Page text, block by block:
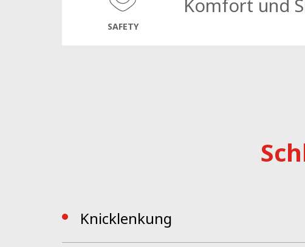
Fahrzeug von den engsten Durchgängen bis hin
SAFETY
Komfort und
Knicklenkung